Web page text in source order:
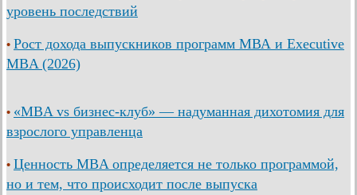
уровень последствий
• Рост дохода выпускников программ МВА и Executive
MBA (2026)
• «MBA vs бизнес-клуб» — надуманная дихотомия для
взрослого управленца
• Ценность MBA определяется не только программой,
но и тем, что происходит после выпуска